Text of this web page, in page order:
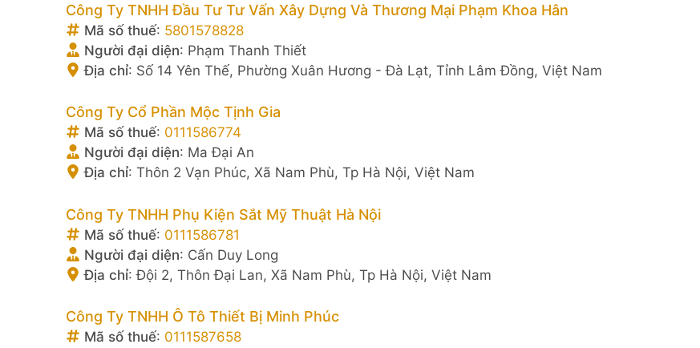
Công Ty TNHH Đầu Tư Tư Vấn Xây Dựng Và Thương Mại Phạm Khoa Hân
Mã số thuế: 5801578828
Người đại diện: Phạm Thanh Thiết
Địa chỉ: Số 14 Yên Thế, Phường Xuân Hương - Đà Lạt, Tỉnh Lâm Đồng, Việt Nam
Công Ty Cổ Phần Mộc Tịnh Gia
Mã số thuế: 0111586774
Người đại diện: Ma Đại An
Địa chỉ: Thôn 2 Vạn Phúc, Xã Nam Phù, Tp Hà Nội, Việt Nam
Công Ty TNHH Phụ Kiện Sắt Mỹ Thuật Hà Nội
Mã số thuế: 0111586781
Người đại diện: Cấn Duy Long
Địa chỉ:Đội 2, Thôn Đại Lan, Xã Nam Phù, Tp Hà Nội, Việt Nam
Công Ty TNHH Ô Tô Thiết Bị Minh Phúc
Mã số thuế: 0111587658